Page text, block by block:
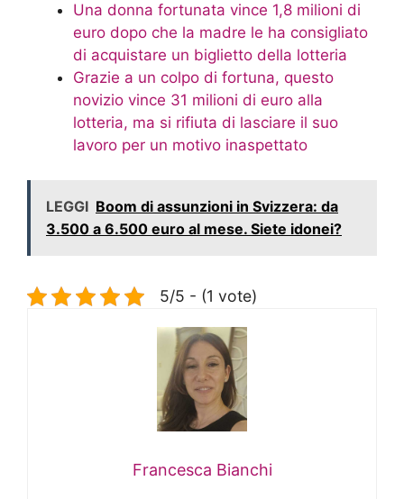
Una donna fortunata vince 1,8 milioni di
euro dopo che la madre le ha consigliato
di acquistare un biglietto della lotteria
Grazie a un colpo di fortuna, questo
novizio vince 31 milioni di euro alla
lotteria, ma si rifiuta di lasciare il suo
lavoro per un motivo inaspettato
LEGGI Boom di assunzioni in Svizzera: da
3.500 a 6.500 euro al mese. Siete idonei?
5/5 - (1 vote)
Francesca Bianchi